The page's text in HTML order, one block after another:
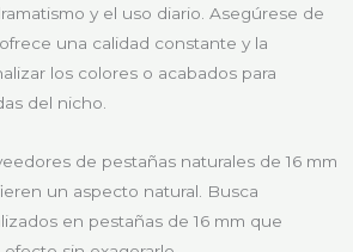
y el uso diario. Asegúrese de
una calidad constante y la
los colores o acabados para
del nicho.
de pestañas naturales de 16 mm
un aspecto natural. Busca
en pestañas de 16 mm que